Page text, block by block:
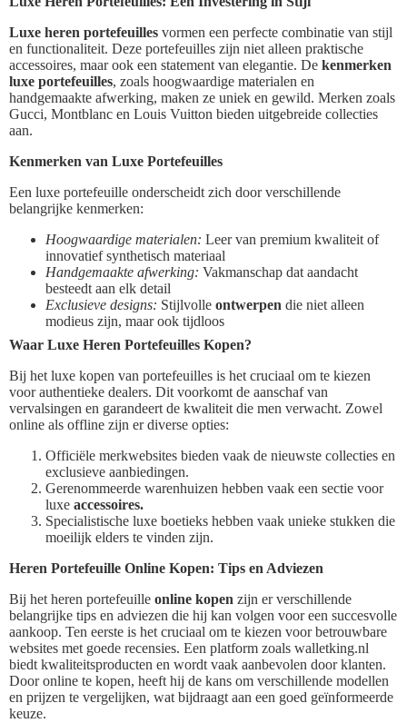
Luxe heren portefeuilles vormen een perfecte combinatie van stijl
en functionaliteit. Deze portefeuilles zijn niet alleen praktische
accessoires, maar ook een statement van elegantie. De kenmerken
luxe portefeuilles, zoals hoogwaardige materialen en
handgemaakte afwerking, maken ze uniek en gewild. Merken zoals
Gucci, Montblanc en Louis Vuitton bieden uitgebreide collecties
aan.
Kenmerken van Luxe Portefeuilles
Een luxe portefeuille onderscheidt zich door verschillende
belangrijke kenmerken:
Hoogwaardige materialen: Leer van premium kwaliteit of
innovatief synthetisch materiaal
Handgemaakte afwerking: Vakmanschap dat aandacht
besteedt aan elk detail
Exclusieve designs: Stijlvolle ontwerpen die niet alleen
modieus zijn, maar ook tijdloos
Waar Luxe Heren Portefeuilles Kopen?
Bij het luxe kopen van portefeuilles is het cruciaal om te kiezen
voor authentieke dealers. Dit voorkomt de aanschaf van
vervalsingen en garandeert de kwaliteit die men verwacht. Zowel
online als offline zijn er diverse opties:
Officiële merkwebsites bieden vaak de nieuwste collecties en
exclusieve aanbiedingen.
Gerenommeerde warenhuizen hebben vaak een sectie voor
luxe accessoires.
Specialistische luxe boetieks hebben vaak unieke stukken die
moeilijk elders te vinden zijn.
Heren Portefeuille Online Kopen: Tips en Adviezen
Bij het heren portefeuille online kopen zijn er verschillende
belangrijke tips en adviezen die hij kan volgen voor een succesvolle
aankoop. Ten eerste is het cruciaal om te kiezen voor betrouwbare
websites met goede recensies. Een platform zoals walletking.nl
biedt kwaliteitsproducten en wordt vaak aanbevolen door klanten.
Door online te kopen, heeft hij de kans om verschillende modellen
en prijzen te vergelijken, wat bijdraagt aan een goed geïnformeerde
keuze.